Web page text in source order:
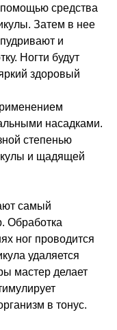
средства
Затем в нее
и
Ногти будут
здоровый
насадками.
степенью
и щадящей
самый
Обработка
ног проводится
удаляется
мастер делает
в тонус.